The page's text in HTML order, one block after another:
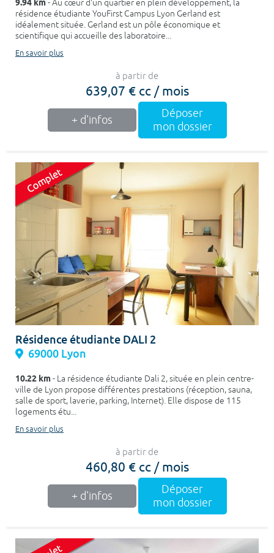
9.94 km- Au cœur d'un quartier en plein développement, la
résidence étudiante YouFirst Campus Lyon Gerland est
idéalement située. Gerland est un pôle économique et
scientifique qui accueille des laboratoire...
En savoir plus
à partir de
639,07 € cc / mois
+ d'infos
Déposer
mon dossier
Résidence étudiante DALI 2
69000 Lyon
10.22 km- La résidence étudiante Dali 2, située en plein centre-
ville de Lyon propose différentes prestations (réception, sauna,
salle de sport, laverie, parking, Internet). Elle dispose de 115
logements étu...
En savoir plus
à partir de
460,80 € cc / mois
+ d'infos
Déposer
mon dossier